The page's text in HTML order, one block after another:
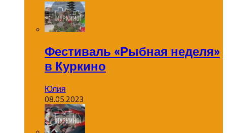
Фестиваль «Рыбная неделя»
в Куркино
Юлия
08.05.2023